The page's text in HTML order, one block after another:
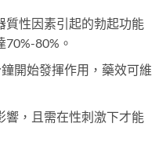
質性因素引起的勃起功能
80%。
開始發揮作用，藥效可維
響，且需在性刺激下才能